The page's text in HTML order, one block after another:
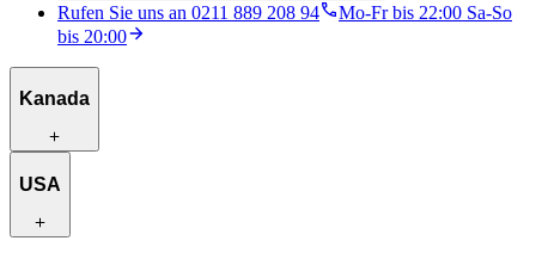
Rufen Sie uns an 0211 889 208 94
Mo-Fr bis 22:00 Sa-So
bis 20:00
Kanada
Reiserouten zur Inspiration
USA